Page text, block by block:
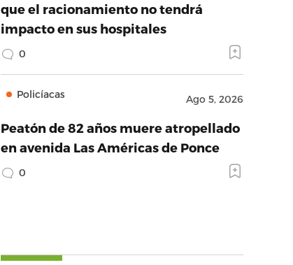
que el racionamiento no tendrá
impacto en sus hospitales
0
Policíacas Ago 5, 2026
Peatón de 82 años muere atropellado
en avenida Las Américas de Ponce
0